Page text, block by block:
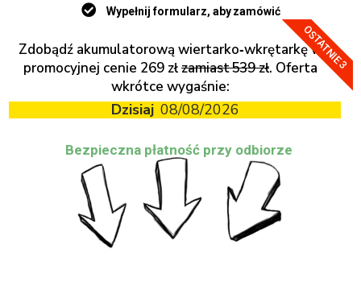
Wypełnij formularz, aby zamówić
OSTATNIE 3
Zdobądź akumulatorową wiertarko‑wkrętarkę w
promocyjnej cenie 269 złzamiast 539 zł. Oferta
wkrótce wygaśnie:
Dzisiaj 08/08/2026
Bezpieczna płatność przy odbiorze